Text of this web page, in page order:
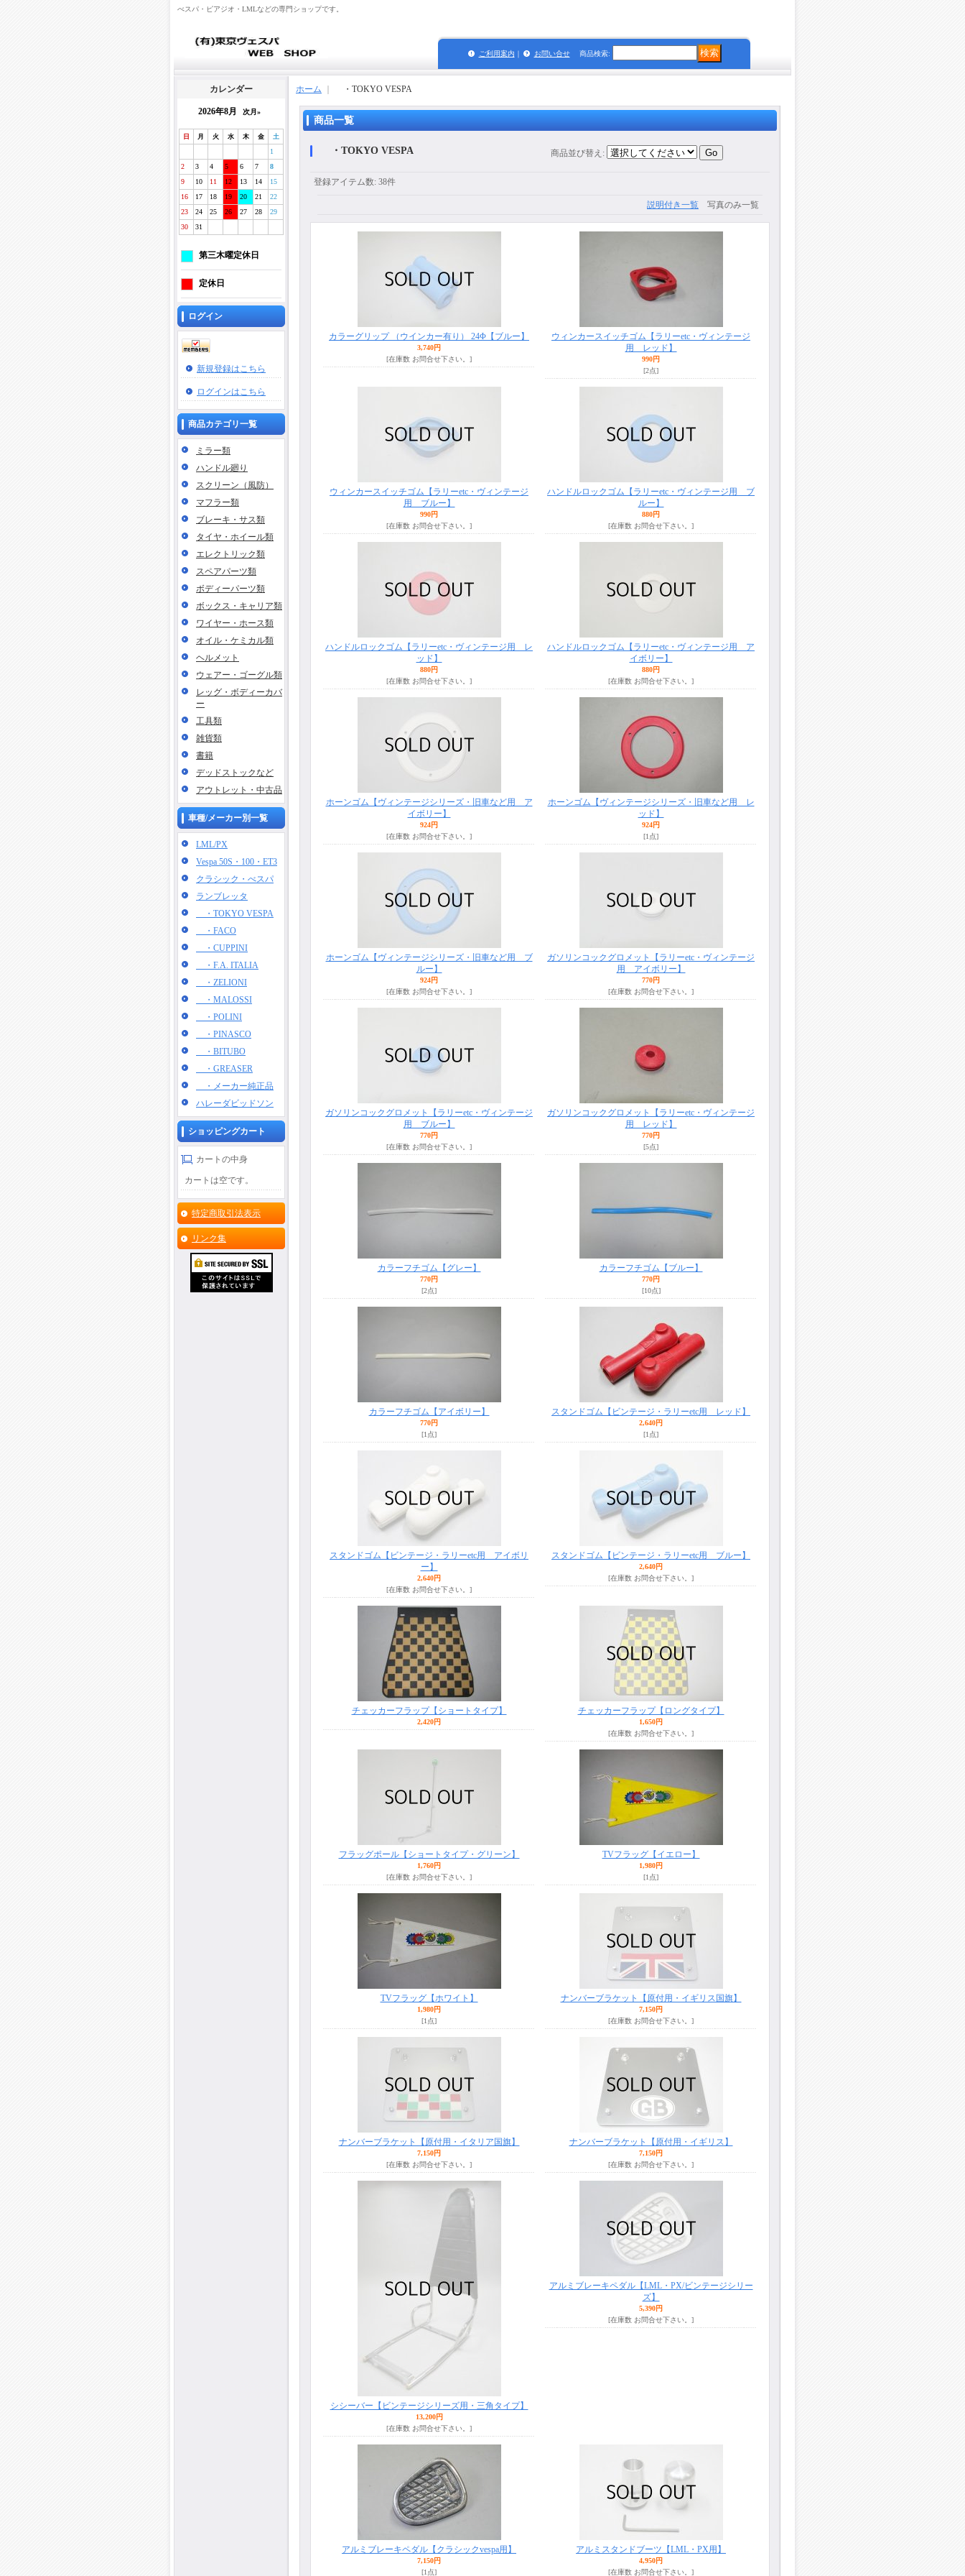
べスパ・ピアジオ・LMLなどの専門ショップです。
ご利用案内 ｜ お問い合せ 商品検索:
カレンダー
2026年8月 次月»
日 月 火 水 木 金 土
1
2
3 4 5 6 7
8
9
10 11 12 13 14
15
16
17 18 19 20 21
22
23
24 25 26 27 28
29
30
31
第三木曜定休日
定休日
ログイン
新規登録はこちら
ログインはこちら
商品カテゴリ一覧
ミラー類
ハンドル廻り
スクリーン（風防）
マフラー類
ブレーキ・サス類
タイヤ・ホイール類
エレクトリック類
スペアパーツ類
ボディーパーツ類
ボックス・キャリア類
ワイヤー・ホース類
オイル・ケミカル類
ヘルメット
ウェアー・ゴーグル類
レッグ・ボディーカバ
ー
工具類
雑貨類
書籍
デッドストックなど
アウトレット・中古品
車種/メーカー別一覧
LML/PX
Vespa 50S・100・ET3
クラシック・べスパ
ランブレッタ
・TOKYO VESPA
・FACO
・CUPPINI
・F.A. ITALIA
・ZELIONI
・MALOSSI
・POLINI
・PINASCO
・BITUBO
・GREASER
・メーカー純正品
ハレーダビッドソン
ショッピングカート
カートの中身
カートは空です。
特定商取引法表示
リンク集
ホーム ・TOKYO VESPA
商品一覧
・TOKYO VESPA 商品並び替え :
登録アイテム数: 38件
説明付き一覧 写真のみ一覧
カラーグリップ （ウインカー有り） 24Φ【ブルー】
3,740円
[在庫数 お問合せ下さい。]
ウィンカースイッチゴム【ラリーetc・ヴィンテージ
用 レッド】
990円
[2点]
ウィンカースイッチゴム【ラリーetc・ヴィンテージ
用 ブルー】
990円
[在庫数 お問合せ下さい。]
ハンドルロックゴム【ラリーetc・ヴィンテージ用 ブ
ルー】
880円
[在庫数 お問合せ下さい。]
ハンドルロックゴム【ラリーetc・ヴィンテージ用 レ
ッド】
880円
[在庫数 お問合せ下さい。]
ハンドルロックゴム【ラリーetc・ヴィンテージ用 ア
イボリー】
880円
[在庫数 お問合せ下さい。]
ホーンゴム【ヴィンテージシリーズ・旧車など用 ア
イボリー】
924円
[在庫数 お問合せ下さい。]
ホーンゴム【ヴィンテージシリーズ・旧車など用 レ
ッド】
924円
[1点]
ホーンゴム【ヴィンテージシリーズ・旧車など用 ブ
ルー】
924円
[在庫数 お問合せ下さい。]
ガソリンコックグロメット【ラリーetc・ヴィンテージ
用 アイボリー】
770円
[在庫数 お問合せ下さい。]
ガソリンコックグロメット【ラリーetc・ヴィンテージ
用 ブルー】
770円
[在庫数 お問合せ下さい。]
ガソリンコックグロメット【ラリーetc・ヴィンテージ
用 レッド】
770円
[5点]
カラーフチゴム【グレー】
770円
[2点]
カラーフチゴム【ブルー】
770円
[10点]
カラーフチゴム【アイボリー】
770円
[1点]
スタンドゴム【ビンテージ・ラリーetc用 レッド】
2,640円
[1点]
スタンドゴム【ビンテージ・ラリーetc用 アイボリ
ー】
2,640円
[在庫数 お問合せ下さい。]
スタンドゴム【ビンテージ・ラリーetc用 ブルー】
2,640円
[在庫数 お問合せ下さい。]
チェッカーフラップ【ショートタイプ】
2,420円
チェッカーフラップ【ロングタイプ】
1,650円
[在庫数 お問合せ下さい。]
フラッグポール【ショートタイプ・グリーン】
1,760円
[在庫数 お問合せ下さい。]
TVフラッグ【イエロー】
1,980円
[1点]
TVフラッグ【ホワイト】
1,980円
[1点]
ナンバーブラケット【原付用・イギリス国旗】
7,150円
[在庫数 お問合せ下さい。]
ナンバーブラケット【原付用・イタリア国旗】
7,150円
[在庫数 お問合せ下さい。]
ナンバーブラケット【原付用・イギリス】
7,150円
[在庫数 お問合せ下さい。]
シシーバー【ビンテージシリーズ用・三角タイプ】
13,200円
[在庫数 お問合せ下さい。]
アルミブレーキペダル【LML・PX/ビンテージシリー
ズ】
5,390円
[在庫数 お問合せ下さい。]
アルミブレーキペダル【クラシックvespa用】
7,150円
[1点]
アルミスタンドブーツ【LML・PX用】
4,950円
[在庫数 お問合せ下さい。]